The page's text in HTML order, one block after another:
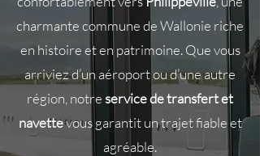
charmante commune de Wallonie riche
en histoire et en patrimoine. Que vous
arriviez d’un aéroport ou d’une autre
région, notreservice de transfert et
navettevous garantit un trajet fiable et
agréable.